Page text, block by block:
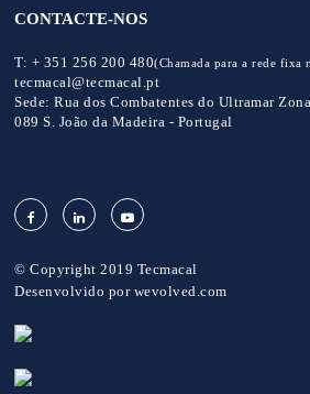
CONTACTE-NOS
T: + 351 256 200 480(Chamada para a rede fixa
tecmacal@tecmacal.pt
Sede: Rua dos Combatentes do Ultramar
089 S. João da Madeira - Portugal
© Copyright 2019 Tecmacal
Desenvolvido por wevolved.com